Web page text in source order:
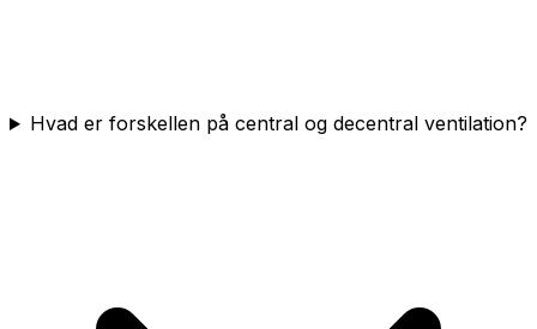
Hvad er forskellen på central og decentral ventilation?